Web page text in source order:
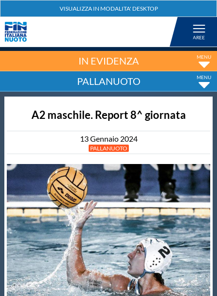
Nuoto
Tuffi
Fondo
Salvamento
Master
Formazione
IN EVIDENZA
PALLANUOTO
A2 maschile. Report 8^ giornata
13Gennaio 2024
PALLANUOTO